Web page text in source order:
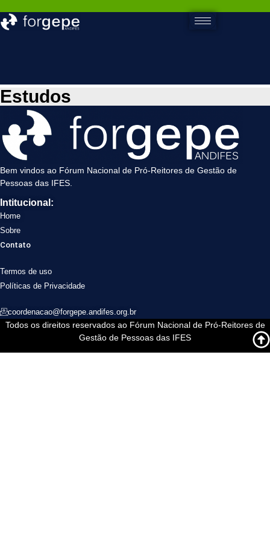
Estudos
Bem vindos ao Fórum Nacional de Pró-Reitores de Gestão de
Pessoas das IFES.
Intitucional:
Home
Sobre
Contato
Termos de uso
Políticas de Privacidade
coordenacao@forgepe.andifes.org.br
Todos os direitos reservados ao Fórum Nacional de Pró-Reitores de
Gestão de Pessoas das IFES